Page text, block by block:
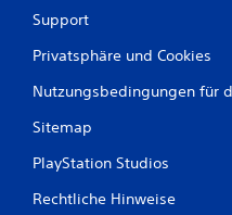
Support
Privatsphäre und Cookies
Nutzungsbedingungen für
Sitemap
PlayStation Studios
Rechtliche Hinweise